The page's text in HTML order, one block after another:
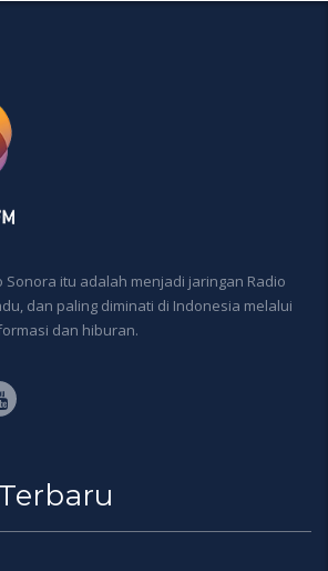
Sonora itu adalah menjadi jaringan Radio
dan paling diminati di Indonesia melalui
dan hiburan.